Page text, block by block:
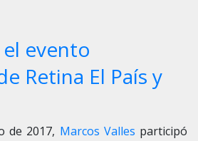
evento
Retina El País y
de 2017, Marcos Valles participó